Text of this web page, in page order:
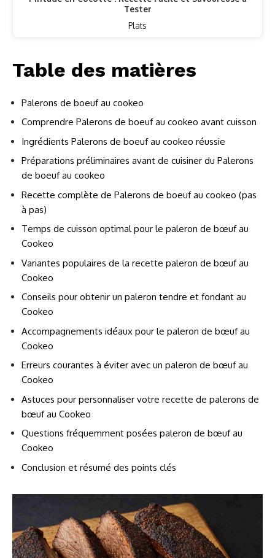
Tester
Plats
Table des matières
Palerons de boeuf au cookeo
Comprendre Palerons de boeuf au cookeo avant cuisson
Ingrédients Palerons de boeuf au cookeo réussie
Préparations préliminaires avant de cuisiner du Palerons
de boeuf au cookeo
Recette complète de Palerons de boeuf au cookeo (pas
à pas)
Temps de cuisson optimal pour le paleron de bœuf au
Cookeo
Variantes populaires de la recette paleron de bœuf au
Cookeo
Conseils pour obtenir un paleron tendre et fondant au
Cookeo
Accompagnements idéaux pour le paleron de bœuf au
Cookeo
Erreurs courantes à éviter avec un paleron de bœuf au
Cookeo
Astuces pour personnaliser votre recette de palerons de
bœuf au Cookeo
Questions fréquemment posées paleron de bœuf au
Cookeo
Conclusion et résumé des points clés